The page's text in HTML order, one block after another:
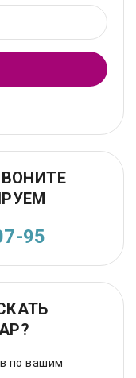
95
по вашим